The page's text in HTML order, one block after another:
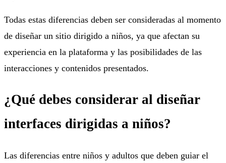
Todas estas diferencias deben ser consideradas al momento
de diseñar un sitio dirigido a niños, ya que afectan su
experiencia en la plataforma y las posibilidades de las
interacciones y contenidos presentados.
¿Qué debes considerar al diseñar
interfaces dirigidas a niños?
Las diferencias entre niños y adultos que deben guiar el